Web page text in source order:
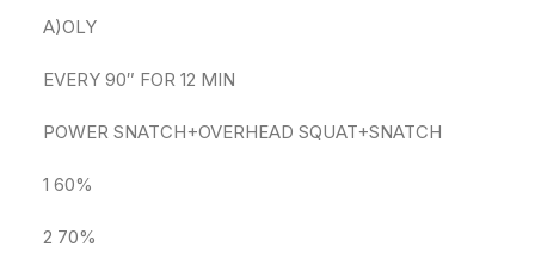
A)OLY
EVERY 90″ FOR 12 MIN
POWER SNATCH+OVERHEAD SQUAT+SNATCH
1 60%
2 70%